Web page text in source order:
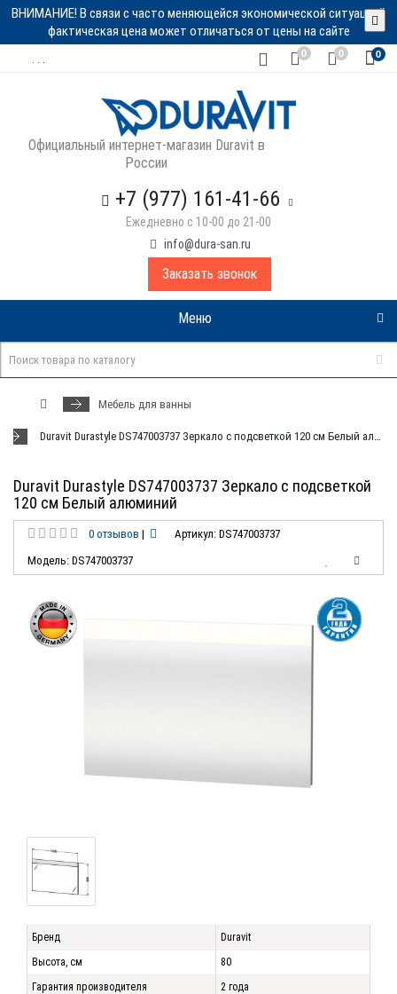
ВНИМАНИЕ! В связи с часто меняющейся экономической ситуацией
фактическая цена может отличаться от цены на сайте
0 0 0
Официальный интернет-магазин Duravit в
России
+7 (977) 161-41-66
Ежедневно с 10-00 до 21-00
info@dura-san.ru
Заказать звонок
Меню
Мебель для ванны
Duravit Durastyle DS747003737 Зеркало с подсветкой 120 см Белый алюминий
Duravit Durastyle DS747003737 Зеркало с подсветкой
120 см Белый алюминий
0 отзывов |
Артикул: DS747003737
Модель: DS747003737
Бренд
Duravit
Высота, см
80
Гарантия производителя
2 года